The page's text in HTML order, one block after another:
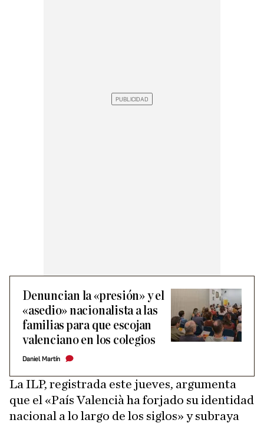
Denuncian la «presión» y el
«asedio» nacionalista a las
familias para que escojan
valenciano en los colegios
Daniel Martín
La ILP, registrada este jueves, argumenta
que el «País Valencià ha forjado su identidad
nacional a lo largo de los siglos» y subraya